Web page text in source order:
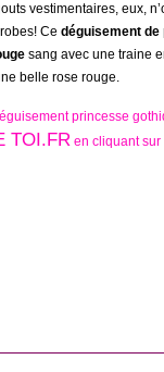
vestimentaires, eux,
Ce déguisement
sang avec une traine
belle rose rouge.
princesse
TOI.FR en cliquant